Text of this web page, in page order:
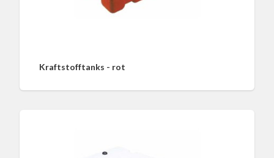
Kraftstofftanks - rot